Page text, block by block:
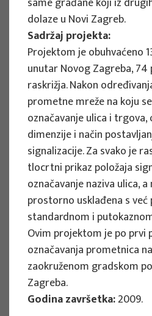
Filtriraj
Sve
Traži
STRUČNI PROJEKTI
Strateške smjernice za
u gradu Osijeku
Voditelj projekta
Snježana Boranić Živoder
Naručitelj : Turistička
Osijeka
Razdoblje provedbe : 2024
dolaze u Novi Zagreb.
Sadržaj projekta:
Projektom je obuhvaćeno
unutar Novog Zagreba, 74
raskrižja. Nakon
prometne mreže na koju
označavanje ulica i
dimenzije i način
signalizacije. Za svako je
tlocrtni prikaz položaja
označavanje naziva ulica,
prostorno usklađena s
standardnom i
Ovim projektom je po prvi
označavanja prometnica
zaokruženom gradskom
Zagreba.
Godina završetka:2009.